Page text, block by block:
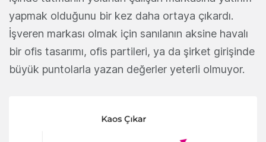
yapmak olduğunu bir kez daha ortaya çıkardı.
İşveren markası olmak için sanılanın aksine havalı
bir ofis tasarımı, ofis partileri, ya da şirket girişinde
büyük puntolarla yazan değerler yeterli olmuyor.